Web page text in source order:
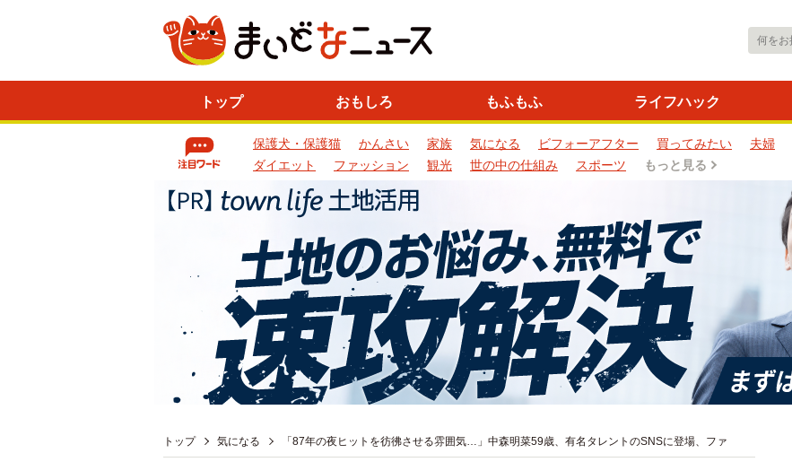
トップ おもしろ もふもふ ライフハック
保護犬・保護猫 かんさい 家族 気になる ビフォーアフター 買ってみたい 夫婦
ダイエット
ファッション 観光 世の中の仕組み スポーツ もっと見る
トップ 気になる 「87年の夜ヒットを彷彿させる雰囲気…」中森明菜59歳、有名タレントのSNSに登場、ファ